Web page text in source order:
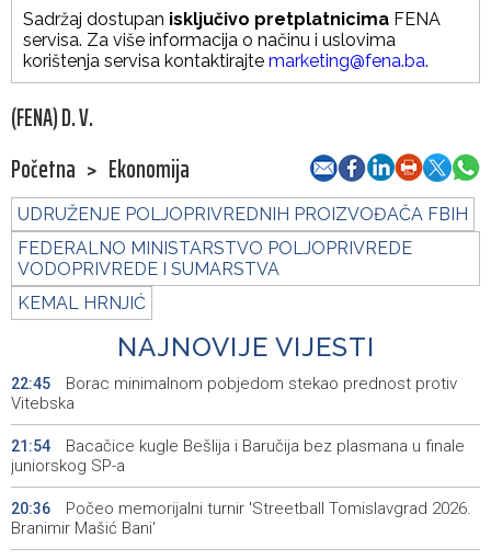
Sadržaj dostupan isključivo pretplatnicima FENA
servisa. Za više informacija o načinu i uslovima
korištenja servisa kontaktirajte marketing@fena.ba.
(FENA) D. V.
Početna > Ekonomija
UDRUŽENJE POLJOPRIVREDNIH PROIZVOĐAČA FBIH
FEDERALNO MINISTARSTVO POLJOPRIVREDE
VODOPRIVREDE I SUMARSTVA
KEMAL HRNJIĆ
NAJNOVIJE VIJESTI
22:45
Borac minimalnom pobjedom stekao prednost protiv
Vitebska
21:54
Bacačice kugle Bešlija i Baručija bez plasmana u finale
juniorskog SP-a
20:36
Počeo memorijalni turnir 'Streetball Tomislavgrad 2026.
Branimir Mašić Bani'